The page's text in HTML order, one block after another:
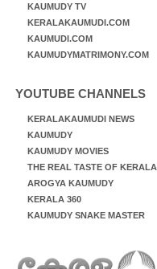
KAUMUDY TV
KERALAKAUMUDI.COM
KAUMUDI.COM
KAUMUDYMATRIMONY.COM
YOUTUBE CHANNELS
KERALAKAUMUDI NEWS
KAUMUDY
KAUMUDY MOVIES
THE REAL TASTE OF KERALA
AROGYA KAUMUDY
KERALA 360
KAUMUDY SNAKE MASTER